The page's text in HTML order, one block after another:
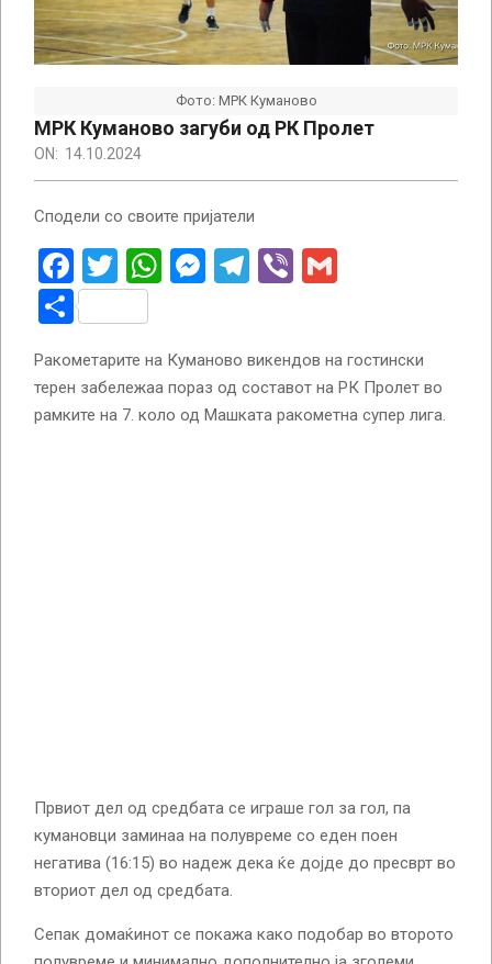
Фото: МРК Куманово
МРК Куманово загуби од РК Пролет
ON: 14.10.2024
Сподели со своите пријатели
Facebook
Twitter
WhatsApp
Messenger
Telegram
Viber
Share
Ракометарите на Куманово викендов на гостински
терен забележаа пораз од составот на РК Пролет во
рамките на 7. коло од Машката ракометна супер лига.
Првиот дел од средбата се играше гол за гол, па
кумановци заминаа на полувреме со еден поен
негатива (16:15) во надеж дека ќе дојде до пресврт во
вториот дел од средбата.
Сепак домаќинот се покажа како подобар во второто